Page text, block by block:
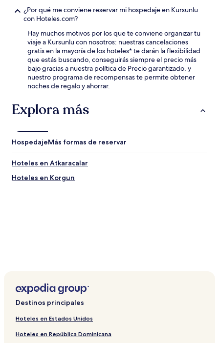
¿Por qué me conviene reservar mi hospedaje en Kursunlu
con Hoteles.com?
Hay muchos motivos por los que te conviene organizar tu
viaje a Kursunlu con nosotros: nuestras cancelaciones
gratis en la mayoría de los hoteles* te darán la flexibilidad
que estás buscando, conseguirás siempre el precio más
bajo gracias a nuestra política de Precio garantizado, y
nuestro programa de recompensas te permite obtener
noches de regalo y ahorrar.
Explora más
HospedajeMás formas de reservar
Hoteles en Atkaracalar
Hoteles en Korgun
Destinos principales
Hoteles en Estados Unidos
Hoteles en República Dominicana